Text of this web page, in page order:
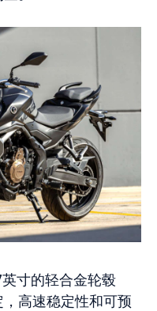
寸的轻合金轮毂
高速稳定性和可预